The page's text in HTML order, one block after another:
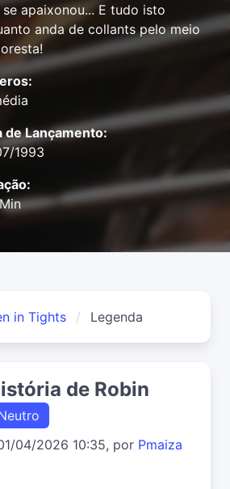
apaixonou... E tudo isto
anda de collants pelo meio
de Lançamento:
1993
in Tights Legenda
de Robin
04/2026 10:35, por Pmaiza